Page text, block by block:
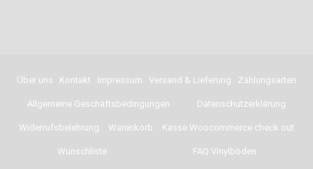
Über uns Kontakt Impressum Versand & Lieferung Zahlungsarten
Allgemeine Geschäftsbedingungen Datenschutzerklärung
Widerrufsbelehrung Warenkorb Kasse Woocommerce check out
Wunschliste FAQ Vinylböden